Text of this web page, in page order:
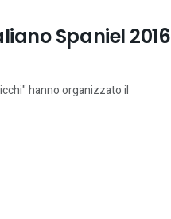
Spaniel 2016
hanno organizzato il